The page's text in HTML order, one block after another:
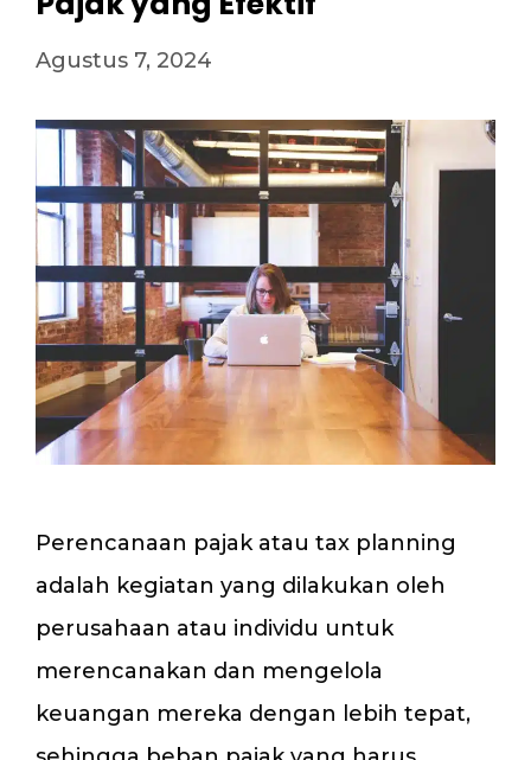
Agustus 7, 2024
Perencanaan pajak atau tax planning
adalah kegiatan yang dilakukan oleh
perusahaan atau individu untuk
merencanakan dan mengelola
keuangan mereka dengan lebih tepat,